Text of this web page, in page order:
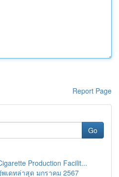
Report Page
Go
Production Facilit...
พเดทล่าสุด มกราคม 2567